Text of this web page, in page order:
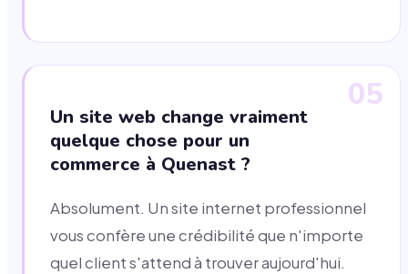
05
Un site web change vraiment
quelque chose pour un
commerce à Quenast ?
Absolument. Un site internet professionnel
vous confère une crédibilité que n'importe
quel client s'attend à trouver aujourd'hui.